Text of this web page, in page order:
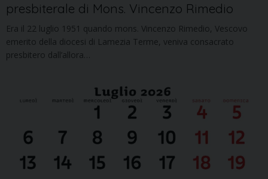
presbiterale di Mons. Vincenzo Rimedio
Era il 22 luglio 1951 quando mons. Vincenzo Rimedio, Vescovo
emerito della diocesi di Lamezia Terme, veniva consacrato
presbitero dall’allora…